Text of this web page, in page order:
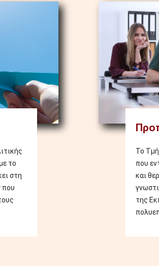
το
στη
που
Το
που
και
της